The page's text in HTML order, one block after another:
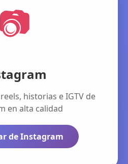
📷
historias e IGTV de
en alta calidad
de Instagram